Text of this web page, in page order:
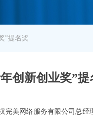
创新创业奖”提
完美网络服务有限公司总经
”提名奖